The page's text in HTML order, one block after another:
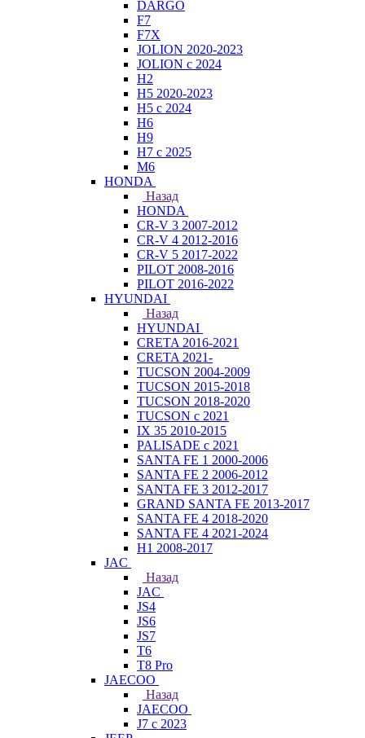
DARGO
F7
F7X
JOLION 2020-2023
JOLION с 2024
H2
H5 2020-2023
H5 с 2024
H6
H9
H7 с 2025
M6
HONDA
Назад
HONDA
CR-V 3 2007-2012
CR-V 4 2012-2016
CR-V 5 2017-2022
PILOT 2008-2016
PILOT 2016-2022
HYUNDAI
Назад
HYUNDAI
CRETA 2016-2021
CRETA 2021-
TUCSON 2004-2009
TUCSON 2015-2018
TUCSON 2018-2020
TUCSON с 2021
IX 35 2010-2015
PALISADE с 2021
SANTA FE 1 2000-2006
SANTA FE 2 2006-2012
SANTA FE 3 2012-2017
GRAND SANTA FE 2013-2017
SANTA FE 4 2018-2020
SANTA FE 4 2021-2024
H1 2008-2017
JAC
Назад
JAC
JS4
JS6
JS7
T6
T8 Pro
JAECOO
Назад
JAECOO
J7 с 2023